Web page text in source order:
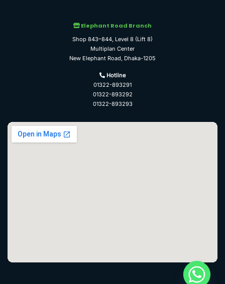
Elephant Road Branch
Shop 843–844, Level 8 (Lift 8)
Multiplan Center
New Elephant Road, Dhaka-1205
Hotline
01322-893291
01322-893292
01322-893293